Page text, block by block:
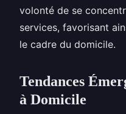
volonté de se
services, favorisant
le cadre du domicile.
Tendances
à Domicile